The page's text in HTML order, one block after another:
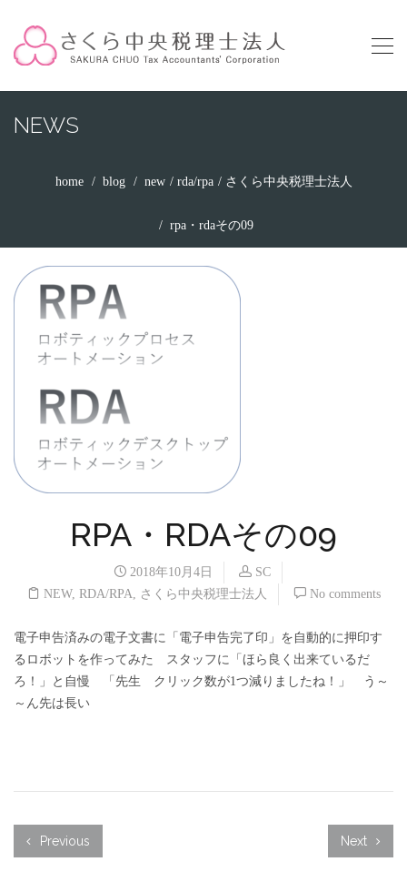
NEWS
home blog new rda/rpa さくら中央税理士法人
rpa・rdaその09
RPA・RDAその09
2018年10月4日
SC
NEW, RDA/RPA, さくら中央税理士法人 No comments
電子申告済みの電子文書に「電子申告完了印」を自動的に押印す
るロボットを作ってみた スタッフに「ほら良く出来ているだ
ろ！」と自慢 「先生 クリック数が1つ減りましたね！」 う～
～ん先は長い
Previous Next